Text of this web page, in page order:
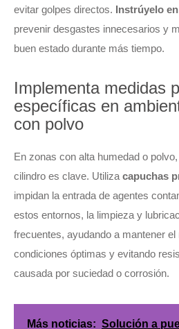
evitar golpes directos. Instrúyelo
prevenir desgastes innecesarios y
buen estado durante más tiempo.
Implementa medidas
específicas en
con polvo
En zonas con alta humedad o
cilindro es clave. Utiliza capuchas
impidan la entrada de agentes
estos entornos, la limpieza y
frecuentes, ayudando a mantener
condiciones óptimas y evitando
causada por suciedad o corrosión.
Más noticias: Solución a